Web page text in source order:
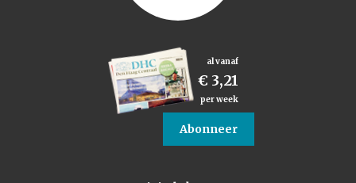
al vanaf
€ 3,21
per week
Abonneer